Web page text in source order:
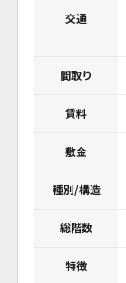
交通
間取り
賃料
敷金
種別/構造
総階数
特徴